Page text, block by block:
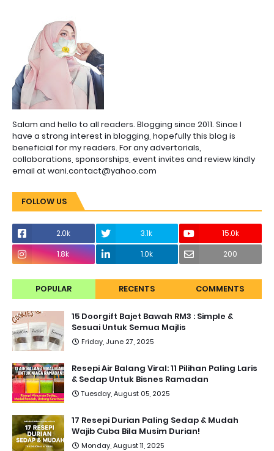
Salam and hello to all readers. Blogging since 2011. Since I
have a strong interest in blogging, hopefully this blog is
beneficial for my readers. For any advertorials,
collaborations, sponsorships, event invites and review kindly
email at wani.contact@yahoo.com
FOLLOW US
2.0k 3.1k
15.0k
1.8k
1.0k 200
POPULAR RECENTS COMMENTS
15 Doorgift Bajet Bawah RM3 : Simple &
Sesuai Untuk Semua Majlis
Friday, June 27, 2025
Resepi Air Balang Viral: 11 Pilihan Paling Laris
& Sedap Untuk Bisnes Ramadan
Tuesday, August 05, 2025
17 Resepi Durian Paling Sedap & Mudah
Wajib Cuba Bila Musim Durian!
Monday, August 11, 2025